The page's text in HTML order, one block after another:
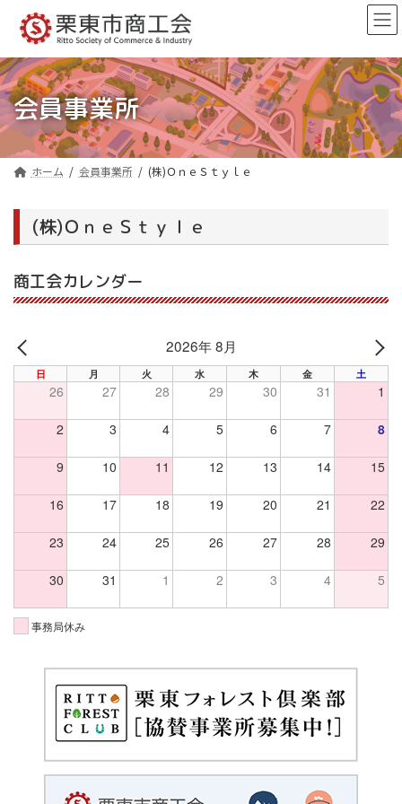
ン
ツ
へ
ス
キ
ッ
ー
シ
ョ
ン
に
移
会員事業所
ホーム 会員事業所 (株)ＯｎｅＳｔｙｌｅ
(株)ＯｎｅＳｔｙｌｅ
商工会カレンダー
PREV
2026年 8月
日 月 火 水 木 金 土
26 27 28 29 30 31 1
2 3 4 5 6 7 8
9 10 11 12 13 14 15
16 17 18 19 20 21 22
23 24 25 26 27 28 29
30 31 1 2 3 4 5
事務局休み